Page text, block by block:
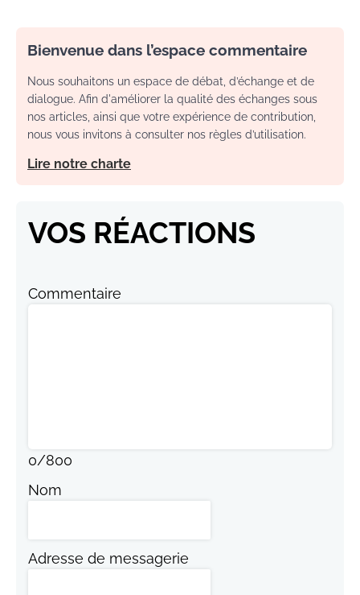
Bienvenue dans l’espace commentaire
Nous souhaitons un espace de débat, d’échange et de
dialogue. Afin d'améliorer la qualité des échanges sous
nos articles, ainsi que votre expérience de contribution,
nous vous invitons à consulter nos règles d’utilisation.
Lire notre charte
VOS RÉACTIONS
Commentaire
0/800
Nom
Adresse de messagerie